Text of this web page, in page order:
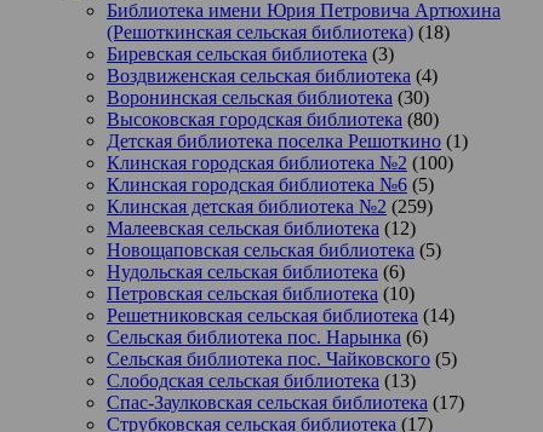
Библиотека имени Юрия Петровича Артюхина
(Решоткинская сельская библиотека) (18)
Биревская сельская библиотека (3)
Воздвиженская сельская библиотека (4)
Воронинская сельская библиотека (30)
Высоковская городская библиотека (80)
Детская библиотека поселка Решоткино (1)
Клинская городская библиотека №2 (100)
Клинская городская библиотека №6 (5)
Клинская детская библиотека №2 (259)
Малеевская сельская библиотека (12)
Новощаповская сельская библиотека (5)
Нудольская сельская библиотека (6)
Петровская сельская библиотека (10)
Решетниковская сельская библиотека (14)
Сельская библиотека пос. Нарынка (6)
Сельская библиотека пос. Чайковского (5)
Слободская сельская библиотека (13)
Спас-Заулковская сельская библиотека (17)
Струбковская сельская библиотека (17)